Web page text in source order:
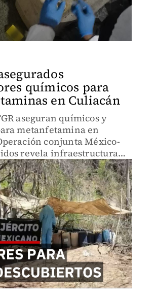
químicos para
en Culiacán
aseguran químicos y
metanfetamina en
conjunta México-
revela infraestructura
La Presita. ¿Cuántas más
Detalles del
el narcotráfico.